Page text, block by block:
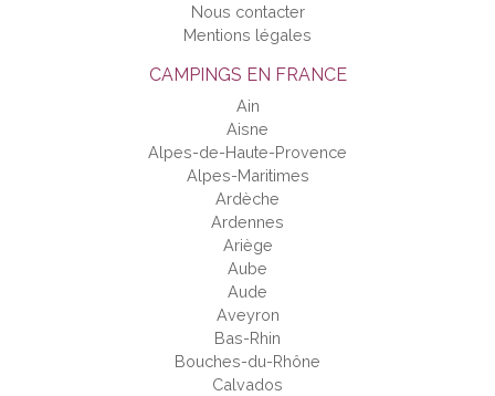
CAMPINGS EN FRANCE
Ain
Aisne
Alpes-de-Haute-Provence
Alpes-Maritimes
Ardèche
Ardennes
Ariège
Aube
Aude
Aveyron
Bas-Rhin
Bouches-du-Rhône
Calvados
Nous contacter
Mentions légales